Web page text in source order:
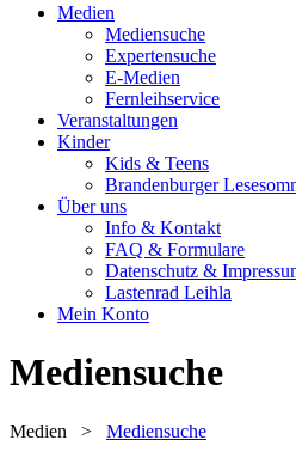
Medien
Mediensuche
Expertensuche
E-Medien
Fernleihservice
Veranstaltungen
Kinder
Kids & Teens
Brandenburger
Über uns
Info & Kontakt
FAQ & Formulare
Datenschutz &
Lastenrad Leihla
Mein Konto
Mediensuche
Medien > Mediensuche